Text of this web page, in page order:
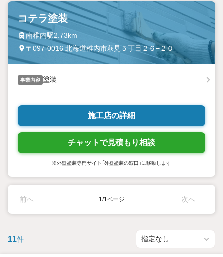
コテラ塗装
南稚内駅2.73km
〒097-0016 北海道稚内市萩見５丁目２６−２０
事業内容 塗装
施工店の詳細
チャットで見積もり相談
※外壁塗装専門サイト「外壁塗装の窓口」に移動します
前へ 1/1ページ 次へ
11件